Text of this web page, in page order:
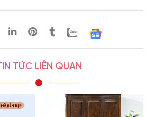
TỨC LIÊN QUAN